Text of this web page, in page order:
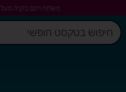
משלוח חינם בקניה מעל 329 ש"ח!!